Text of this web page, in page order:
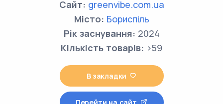
Сайт: greenvibe.com.ua
Місто: Бориспіль
Рік заснування: 2024
Кількість товарів: >59
В закладки